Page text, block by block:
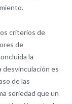
criterios de
de
la
desvinculación es
de las
seriedad que un